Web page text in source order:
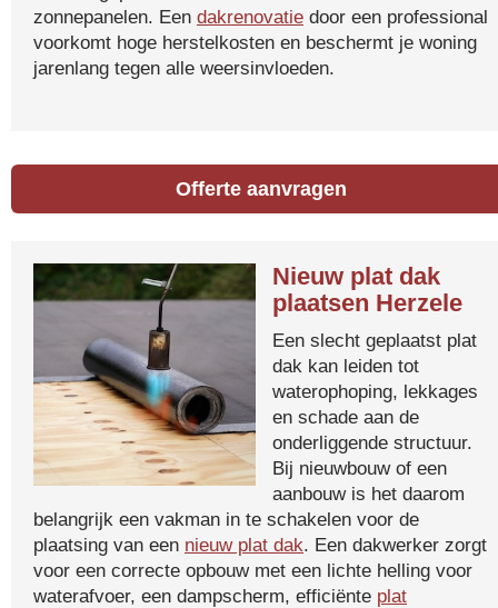
zonnepanelen. Een dakrenovatie door een professional
voorkomt hoge herstelkosten en beschermt je woning
jarenlang tegen alle weersinvloeden.
Offerte aanvragen
Nieuw plat dak
plaatsen Herzele
Een slecht geplaatst plat
dak kan leiden tot
waterophoping, lekkages
en schade aan de
onderliggende structuur.
Bij nieuwbouw of een
aanbouw is het daarom
belangrijk een vakman in te schakelen voor de
plaatsing van een nieuw plat dak. Een dakwerker zorgt
voor een correcte opbouw met een lichte helling voor
waterafvoer, een dampscherm, efficiënte plat